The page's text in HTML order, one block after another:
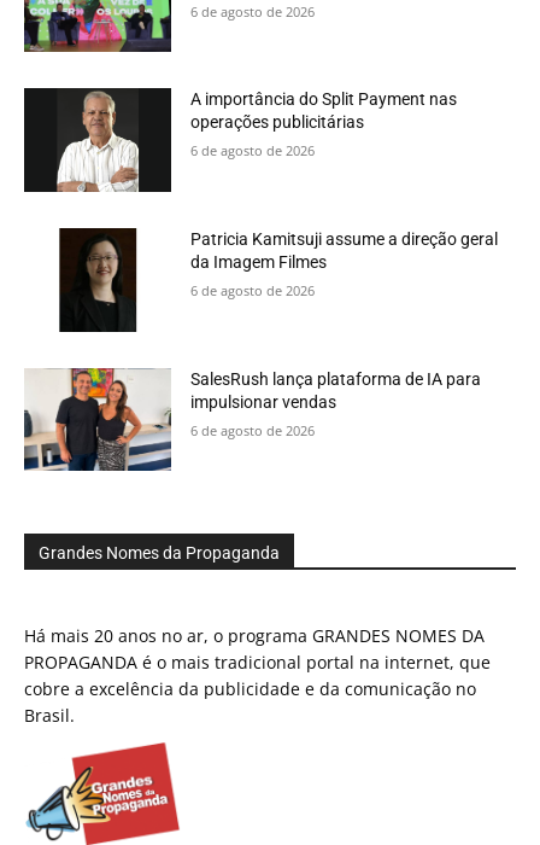
6 de agosto de 2026
A importância do Split Payment nas
operações publicitárias
6 de agosto de 2026
Patricia Kamitsuji assume a direção geral
da Imagem Filmes
6 de agosto de 2026
SalesRush lança plataforma de IA para
impulsionar vendas
6 de agosto de 2026
Grandes Nomes da Propaganda
Há mais 20 anos no ar, o programa GRANDES NOMES DA
PROPAGANDA é o mais tradicional portal na internet, que
cobre a excelência da publicidade e da comunicação no
Brasil.